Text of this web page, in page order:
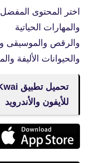
اختر المحتوى المفضل
والمهارات الحياتية
والرقص والموسيقى
والحيوانات الأليفة
للأيفون والأندرويد